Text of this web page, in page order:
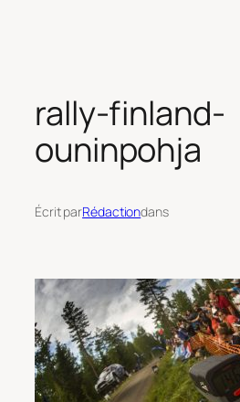
rally-finland-
ouninpohja
Écrit parRédactiondans